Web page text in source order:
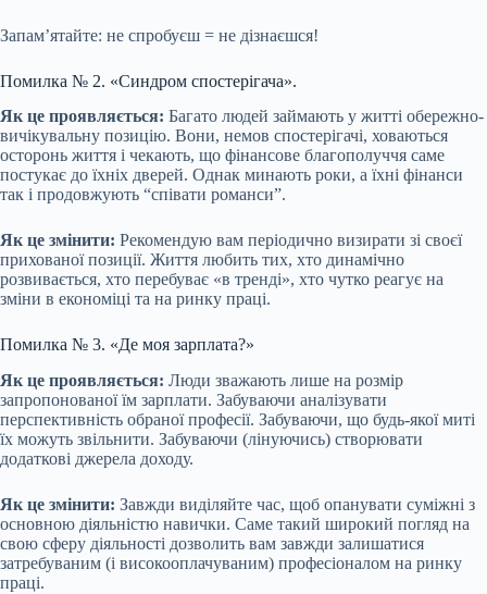
Запам’ятайте: не спробуєш = не дізнаєшся!
Помилка № 2. «Синдром спостерігача».
Як це проявляється: Багато людей займають у житті обережно-
вичікувальну позицію. Вони, немов спостерігачі, ховаються
осторонь життя і чекають, що фінансове благополуччя саме
постукає до їхніх дверей. Однак минають роки, а їхні фінанси
так і продовжують “співати романси”.
Як це змінити: Рекомендую вам періодично визирати зі своєї
прихованої позиції. Життя любить тих, хто динамічно
розвивається, хто перебуває «в тренді», хто чутко реагує на
зміни в економіці та на ринку праці.
Помилка № 3. «Де моя зарплата?»
Як це проявляється: Люди зважають лише на розмір
запропонованої їм зарплати. Забуваючи аналізувати
перспективність обраної професії. Забуваючи, що будь-якої миті
їх можуть звільнити. Забуваючи (лінуючись) створювати
додаткові джерела доходу.
Як це змінити: Завжди виділяйте час, щоб опанувати суміжні з
основною діяльністю навички. Саме такий широкий погляд на
свою сферу діяльності дозволить вам завжди залишатися
затребуваним (і високооплачуваним) професіоналом на ринку
праці.